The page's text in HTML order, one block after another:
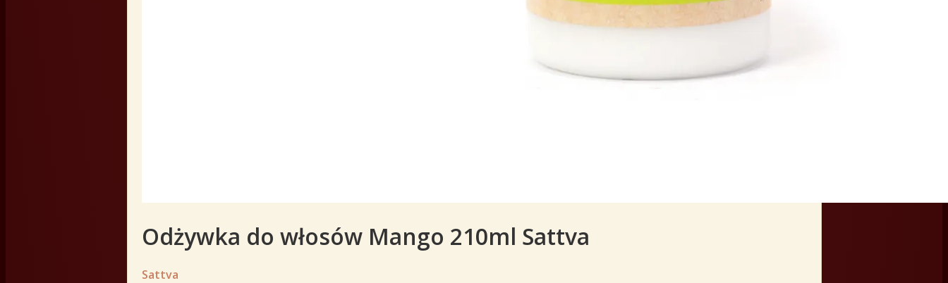
Odżywka do włosów Mango 210ml Sattva
Sattva